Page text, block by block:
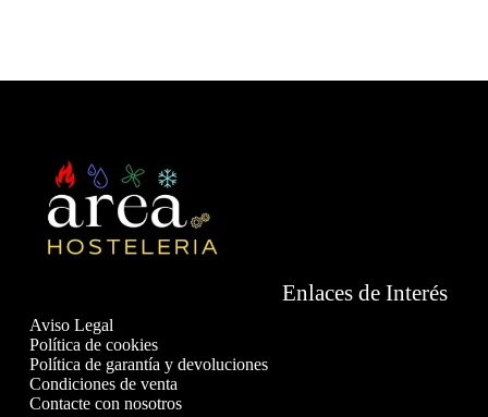
Enlaces de Interés
Aviso Legal
Política de cookies
Política de garantía y devoluciones
Condiciones de venta
Contacte con nosotros